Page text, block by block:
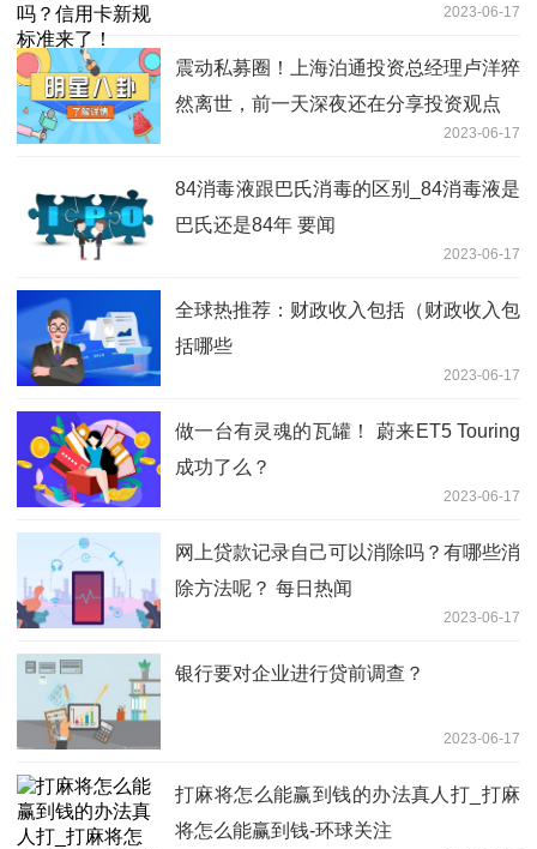
2023-06-17
震动私募圈！上海泊通投资总经理卢洋猝
然离世，前一天深夜还在分享投资观点
2023-06-17
84消毒液跟巴氏消毒的区别_84消毒液是
巴氏还是84年 要闻
2023-06-17
全球热推荐：财政收入包括（财政收入包
括哪些
2023-06-17
做一台有灵魂的瓦罐！ 蔚来ET5 Touring
成功了么？
2023-06-17
网上贷款记录自己可以消除吗？有哪些消
除方法呢？ 每日热闻
2023-06-17
银行要对企业进行贷前调查？
2023-06-17
打麻将怎么能赢到钱的办法真人打_打麻
将怎么能赢到钱-环球关注